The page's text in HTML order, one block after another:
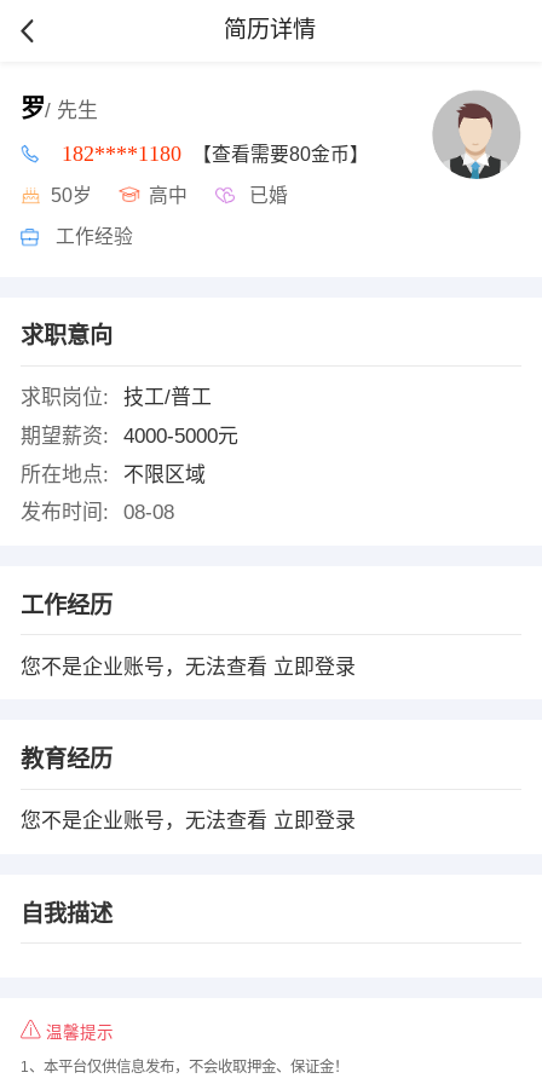
简历详情
罗/ 先生
182****1180 【查看需要80金币】
50岁 高中 已婚
工作经验
求职意向
求职岗位:
技工/普工
期望薪资:
4000-5000元
所在地点:
不限区域
发布时间:
08-08
工作经历
您不是企业账号，无法查看 立即登录
教育经历
您不是企业账号，无法查看 立即登录
自我描述
温馨提示
1、本平台仅供信息发布，不会收取押金、保证金！